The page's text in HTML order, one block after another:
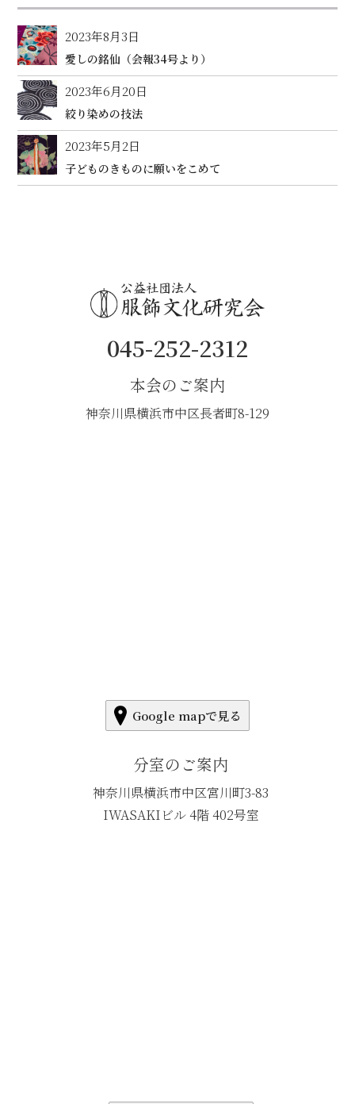
2023年8月3日
愛しの銘仙（会報34号より）
2023年6月20日
絞り染めの技法
2023年5月2日
子どものきものに願いをこめて
045-252-2312
本会のご案内
神奈川県横浜市中区長者町8-129
Google mapで見る
分室のご案内
神奈川県横浜市中区宮川町3-83
IWASAKIビル 4階 402号室